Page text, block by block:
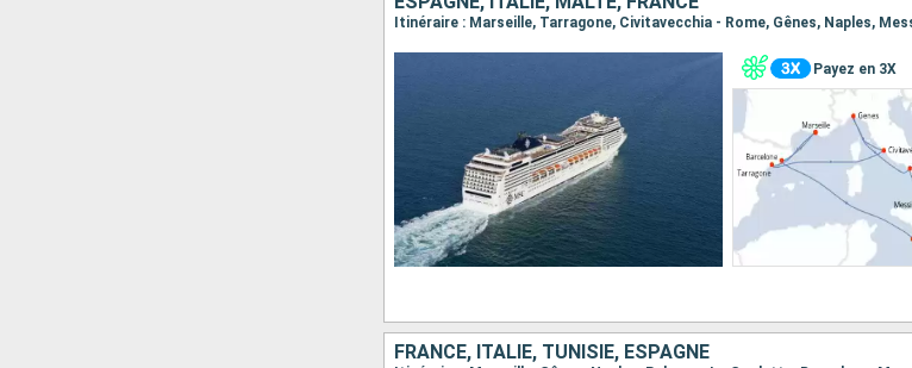
Itinéraire : Marseille, Tarragone, Civitavecchia - Rome, Gênes, Naples,
Payez en 3X
FRANCE, ITALIE, TUNISIE, ESPAGNE